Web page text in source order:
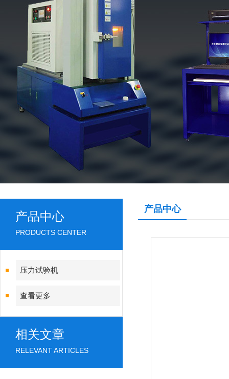
产品中心
PRODUCTS CENTER
压力试验机
查看更多
相关文章
RELEVANT ARTICLES
产品中心